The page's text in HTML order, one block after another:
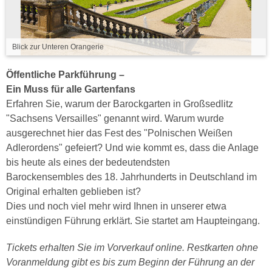
Blick zur Unteren Orangerie
Öffentliche Parkführung –
Ein Muss für alle Gartenfans
Erfahren Sie, warum der Barockgarten in Großsedlitz
"Sachsens Versailles" genannt wird. Warum wurde
ausgerechnet hier das Fest des "Polnischen Weißen
Adlerordens" gefeiert? Und wie kommt es, dass die Anlage
bis heute als eines der bedeutendsten
Barockensembles des 18. Jahrhunderts in Deutschland im
Original erhalten geblieben ist?
Dies und noch viel mehr wird Ihnen in unserer etwa
einstündigen Führung erklärt. Sie startet am Haupteingang.
Tickets erhalten Sie im Vorverkauf online. Restkarten ohne
Voranmeldung gibt es bis zum Beginn der Führung an der